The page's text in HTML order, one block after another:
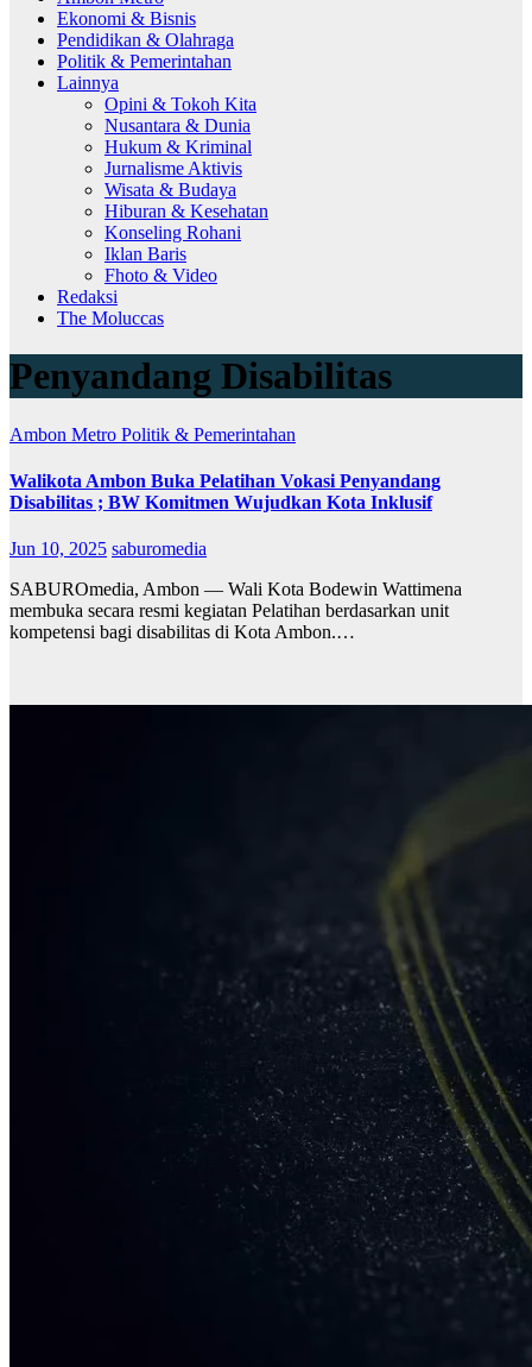
Ekonomi & Bisnis
Pendidikan & Olahraga
Politik & Pemerintahan
Lainnya
Opini & Tokoh Kita
Nusantara & Dunia
Hukum & Kriminal
Jurnalisme Aktivis
Wisata & Budaya
Hiburan & Kesehatan
Konseling Rohani
Iklan Baris
Fhoto & Video
Redaksi
The Moluccas
Penyandang Disabilitas
Ambon Metro Politik & Pemerintahan
Walikota Ambon Buka Pelatihan Vokasi Penyandang
Disabilitas ; BW Komitmen Wujudkan Kota Inklusif
Jun 10, 2025 saburomedia
SABUROmedia, Ambon — Wali Kota Bodewin Wattimena
membuka secara resmi kegiatan Pelatihan berdasarkan unit
kompetensi bagi disabilitas di Kota Ambon.…